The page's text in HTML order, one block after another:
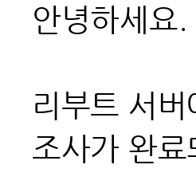
안녕하세요
리부트 서
조사가 완